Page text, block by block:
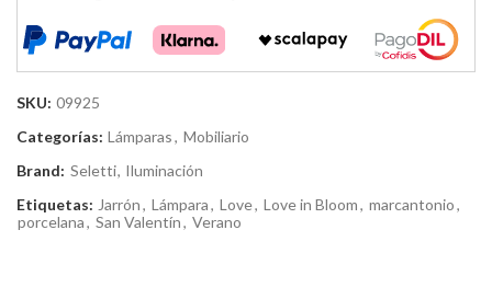
SKU: 09925
Categorías: Lámparas, Mobiliario
Brand: Seletti, Iluminación
Etiquetas: Jarrón, Lámpara, Love, Love in Bloom, marcantonio,
porcelana, San Valentín, Verano